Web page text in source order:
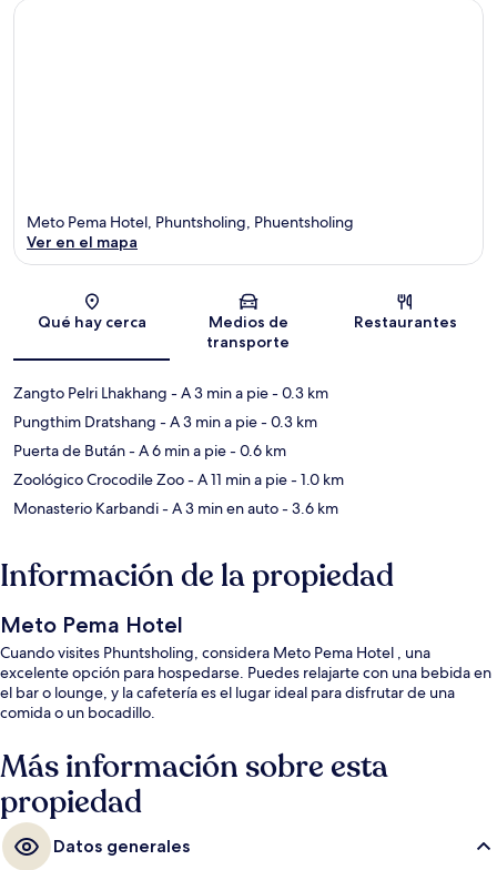
Sección del mapa
Meto Pema Hotel, Phuntsholing, Phuentsholing
Ver en el mapa
Qué hay cerca
Medios de
transporte
Restaurantes
Zangto Pelri Lhakhang - A 3 min a pie- 0.3 km
Pungthim Dratshang - A 3 min a pie- 0.3 km
Puerta de Bután- A 6 min a pie- 0.6 km
Zoológico Crocodile Zoo- A 11 min a pie- 1.0 km
Monasterio Karbandi- A 3 min en auto- 3.6 km
Información de la propiedad
Meto Pema Hotel
Cuando visites Phuntsholing, considera Meto Pema Hotel , una
excelente opción para hospedarse. Puedes relajarte con una bebida en
el bar o lounge, y la cafetería es el lugar ideal para disfrutar de una
comida o un bocadillo.
Más información sobre esta
propiedad
Datos generales